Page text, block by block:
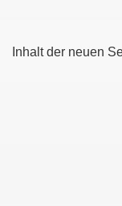
Inhalt der neuen